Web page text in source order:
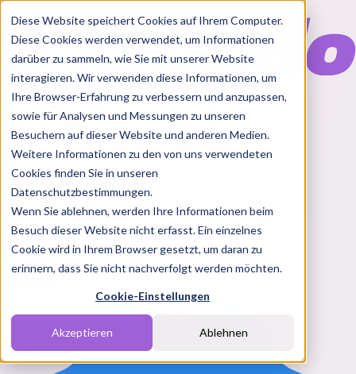
Diese Website speichert Cookies auf Ihrem Computer.
Diese Cookies werden verwendet, um Informationen
darüber zu sammeln, wie Sie mit unserer Website
interagieren. Wir verwenden diese Informationen, um
Ihre Browser-Erfahrung zu verbessern und anzupassen,
sowie für Analysen und Messungen zu unseren
Besuchern auf dieser Website und anderen Medien.
Weitere Informationen zu den von uns verwendeten
Cookies finden Sie in unseren
Datenschutzbestimmungen.
Wenn Sie ablehnen, werden Ihre Informationen beim
Besuch dieser Website nicht erfasst. Ein einzelnes
Cookie wird in Ihrem Browser gesetzt, um daran zu
erinnern, dass Sie nicht nachverfolgt werden möchten.
Cookie-Einstellungen
Akzeptieren Ablehnen
Features
Solutions
BlogChartsRabatt CodesPakete
Login